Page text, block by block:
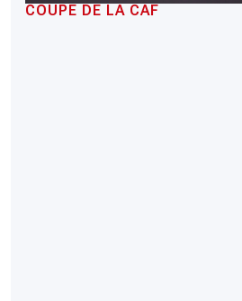
COUPE DE LA CAF